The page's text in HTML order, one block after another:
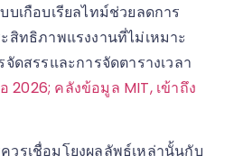
เกือบเรียลไทม์ช่วยลดการ
สิทธิภาพแรงงานที่ไม่เหมาะ
ดสรรและการจัดตารางเวลา
2026; คลังข้อมูล MIT, เข้าถึง
วรเชื่อมโยงผลลัพธ์เหล่านั้นกับ